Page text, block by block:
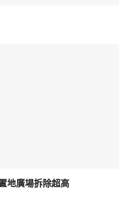
地廣場拆除超高